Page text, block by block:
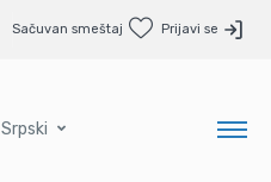
Sačuvan smeštaj Prijavi se
Srpski